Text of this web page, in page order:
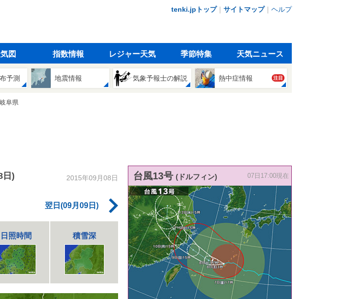
tenki.jpトップ｜ サイトマップ｜ ヘルプ
図 指数情報 レジャー天気 季節特集 天気ニュース
予測 地震情報 気象予報士の解説 熱中症情報 注目
岐阜県
日) 2015年09月08日
翌日(09月09日)
日照時間 積雪深
台風13号 (ドルフィン) 07日17:00現在